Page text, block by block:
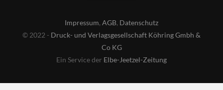
Impressum, AGB, Datenschutz
© 2022 - Druck- und Verlagsgesellschaft Köhring Gmbh &
Co KG
Ein Service der Elbe-Jeetzel-Zeitung